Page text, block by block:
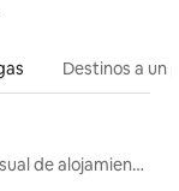
Destinos a un
Renta mensual de alojamientos